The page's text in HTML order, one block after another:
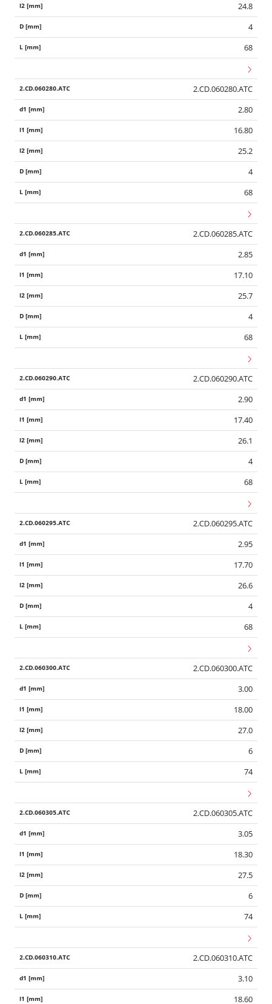
24.8
4
68
2.CD.060280.ATC
2.80
16.80
25.2
4
68
2.CD.060285.ATC
2.85
17.10
25.7
4
68
2.CD.060290.ATC
2.90
17.40
26.1
4
68
2.CD.060295.ATC
2.95
17.70
26.6
4
68
2.CD.060300.ATC
3.00
18.00
27.0
6
74
2.CD.060305.ATC
3.05
18.30
27.5
6
74
2.CD.060310.ATC
3.10
18.60